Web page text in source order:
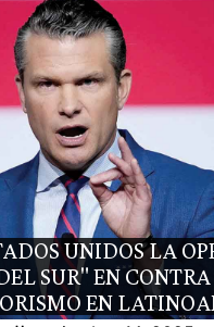
UNIDOS LA
SUR" EN
EN